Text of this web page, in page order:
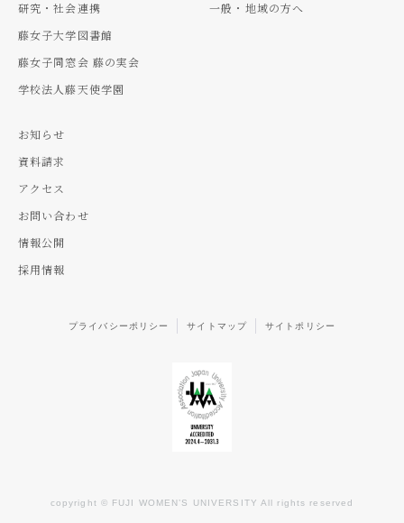
研究・社会連携
藤女子大学図書館
藤女子同窓会 藤の実会
学校法人藤天使学園
一般・地域の方へ
お知らせ
資料請求
アクセス
お問い合わせ
情報公開
採用情報
プライバシーポリシー サイトマップ サイトポリシー
copyright © FUJI WOMEN’S UNIVERSITY All rights reserved